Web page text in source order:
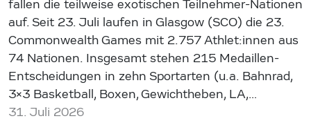
fallen die teilweise exotischen Teilnehmer-Nationen
auf. Seit 23. Juli laufen in Glasgow (SCO) die 23.
Commonwealth Games mit 2.757 Athlet:innen aus
74 Nationen. Insgesamt stehen 215 Medaillen-
Entscheidungen in zehn Sportarten (u.a. Bahnrad,
3×3 Basketball, Boxen, Gewichtheben, LA,…
31. Juli 2026